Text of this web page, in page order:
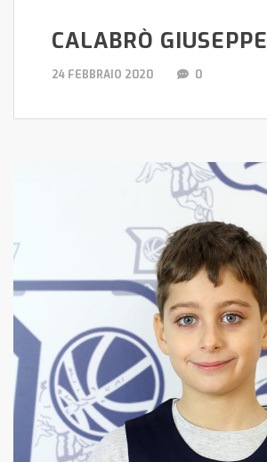
CALABRÒ GIUSEPPE
24 FEBBRAIO 2020 0